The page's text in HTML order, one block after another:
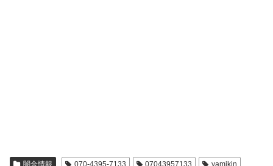
闇金情報 070-4395-7133 07043957133 yamikin